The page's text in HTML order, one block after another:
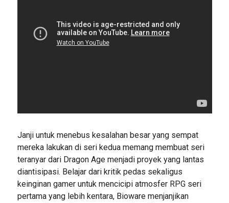
Janji untuk menebus kesalahan besar yang sempat
mereka lakukan di seri kedua memang membuat seri
teranyar dari Dragon Age menjadi proyek yang lantas
diantisipasi. Belajar dari kritik pedas sekaligus
keinginan gamer untuk mencicipi atmosfer RPG seri
pertama yang lebih kentara, Bioware menjanjikan